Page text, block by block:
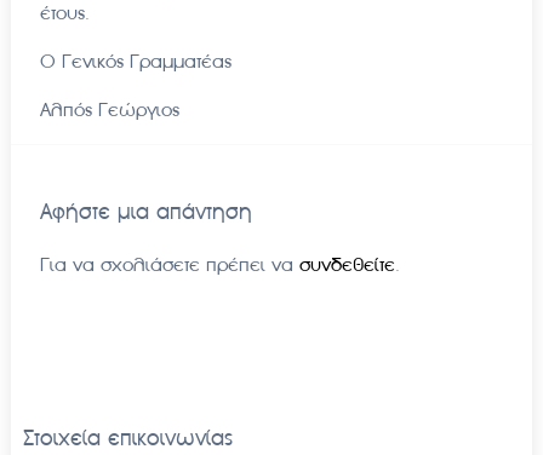
έτους.
Ο Γενικός Γραμματέας
Αλπός Γεώργιος
Αφήστε μια απάντηση
Για να σχολιάσετε πρέπει να συνδεθείτε.
Στοιχεία επικοινωνίας